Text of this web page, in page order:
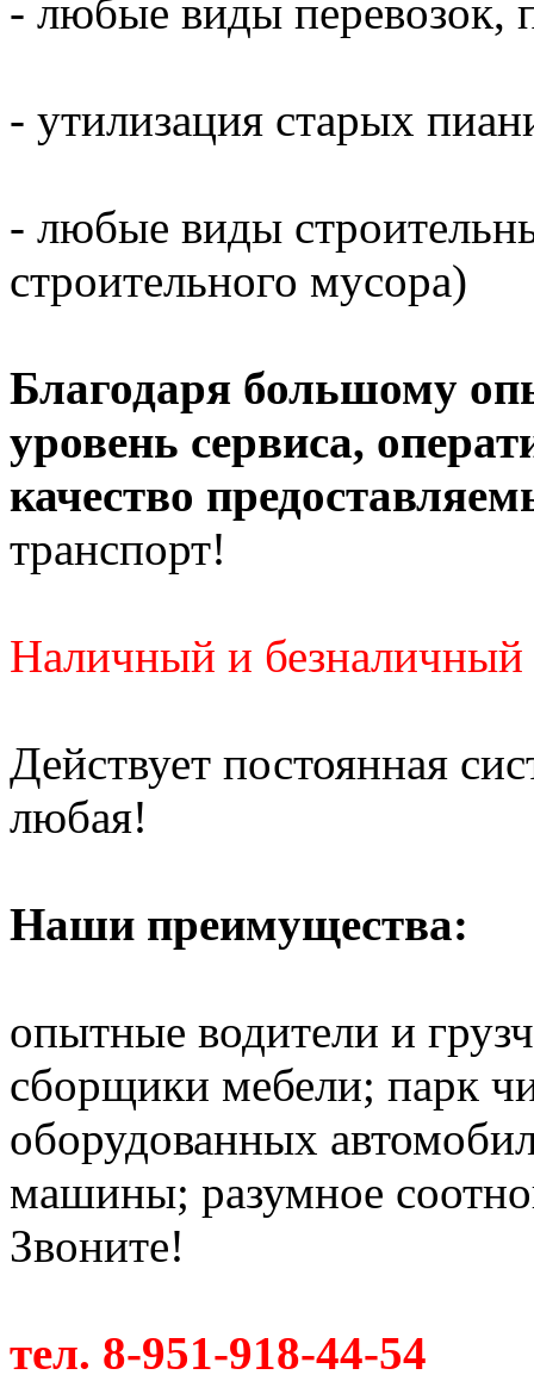
- любые виды перевозок,
- утилизация старых
- любые виды
строительного мусора)
Благодаря большому
уровень сервиса,
качество
транспорт!
Наличный и безналичный
Действует постоянная
любая!
Наши преимущества:
опытные водители и
сборщики мебели; парк
оборудованных
машины; разумное
Звоните!
тел. 8-951-918-44-54